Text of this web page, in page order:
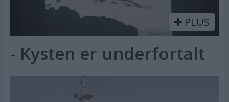
PLUS
- Kysten er underfortalt